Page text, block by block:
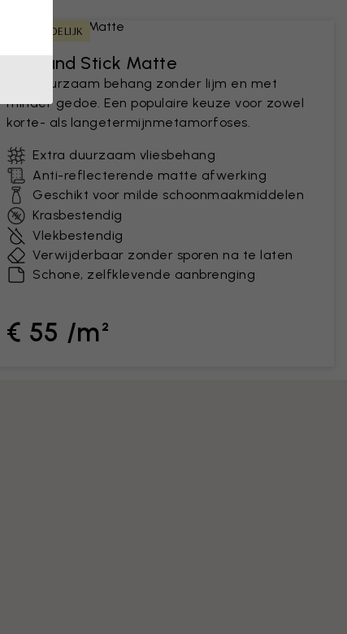
HUURVRIENDELIJK
Peel and Stick Matte
Een duurzaam behang zonder lijm en met
minder gedoe. Een populaire keuze voor zowel
korte- als langetermijnmetamorfoses.
Extra duurzaam vliesbehang
Anti-reflecterende matte afwerking
Geschikt voor milde schoonmaakmiddelen
Krasbestendig
Vlekbestendig
Verwijderbaar zonder sporen na te laten
Schone, zelfklevende aanbrenging
€ 55 /m²